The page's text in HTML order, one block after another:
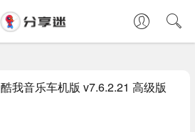
酷我音乐车机版 v7.6.2.21 高级版